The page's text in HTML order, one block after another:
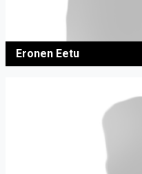
Eronen Eetu